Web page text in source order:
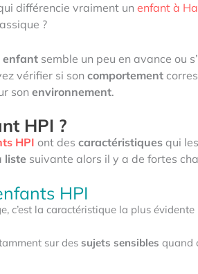
différencie vraiment un enfant à
?
enfant semble un peu en avance ou
vérifier si son comportement
son environnement.
HPI ?
HPI ont des caractéristiques qui les
liste suivante alors il y a de fortes
HPI
c’est la caractéristique la plus évidente
sur des sujets sensibles quand